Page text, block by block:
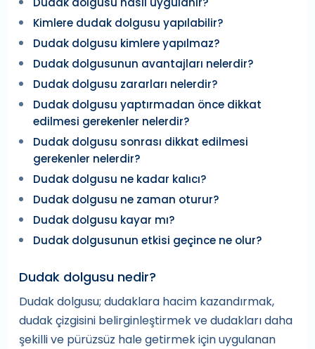
Kimlere dudak dolgusu yapılabilir?
Dudak dolgusu kimlere yapılmaz?
Dudak dolgusunun avantajları nelerdir?
Dudak dolgusu zararları nelerdir?
Dudak dolgusu yaptırmadan önce dikkat
edilmesi gerekenler nelerdir?
Dudak dolgusu sonrası dikkat edilmesi
gerekenler nelerdir?
Dudak dolgusu ne kadar kalıcı?
Dudak dolgusu ne zaman oturur?
Dudak dolgusu kayar mı?
Dudak dolgusunun etkisi geçince ne olur?
Dudak dolgusu nedir?
Dudak dolgusu; dudaklara hacim kazandırmak,
dudak çizgisini belirginleştirmek ve dudakları daha
şekilli ve pürüzsüz hale getirmek için uygulanan